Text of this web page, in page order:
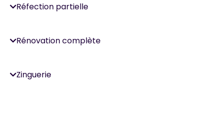
Réfection partielle
Rénovation complète
Zinguerie